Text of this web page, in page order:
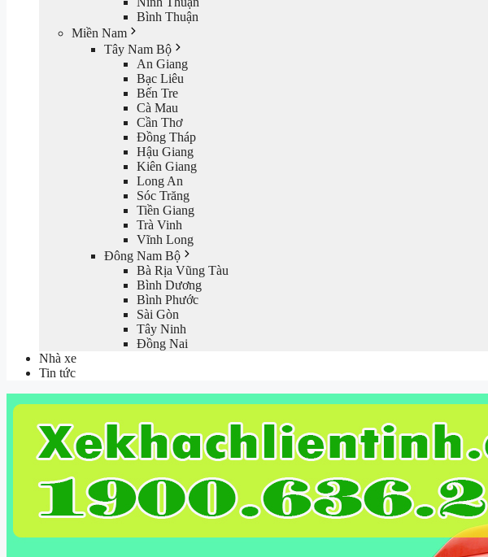
Bình Thuận
Miền Nam
Tây Nam Bộ
An Giang
Bạc Liêu
Bến Tre
Cà Mau
Cần Thơ
Đồng Tháp
Hậu Giang
Kiên Giang
Long An
Sóc Trăng
Tiền Giang
Trà Vinh
Vĩnh Long
Đông Nam Bộ
Bà Rịa Vũng Tàu
Bình Dương
Bình Phước
Sài Gòn
Tây Ninh
Đồng Nai
Nhà xe
Tin tức